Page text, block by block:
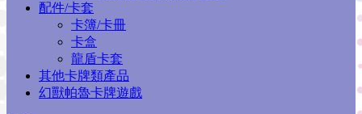
配件/卡套
卡簿/卡冊
卡盒
龍盾卡套
其他卡牌類產品
幻獸帕魯卡牌遊戲